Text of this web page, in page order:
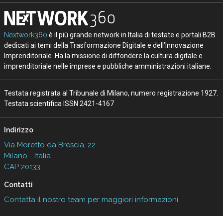
Nextwork360 è il più grande network in Italia di testate e portali B2B
dedicati ai temi della Trasformazione Digitale e dell’Innovazione
Imprenditoriale. Ha la missione di diffondere la cultura digitale e
imprenditoriale nelle imprese e pubbliche amministrazioni italiane.
Testata registrata al Tribunale di Milano, numero registrazione 1927.
Testata scientifica ISSN 2421-4167
Indirizzo
Via Moretto da Brescia, 22
Milano - Italia
CAP 20133
Contatti
Contatta il nostro team per maggiori informazioni